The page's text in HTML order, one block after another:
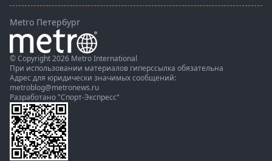
Metro Петербург
© Copyright 2026 Metro International
При использовании материалов гиперссылка обязательна
Адрес для юридически значимых сообщений:
metroblog@metronews.ru
Разработано "Спорт-Экспресс"